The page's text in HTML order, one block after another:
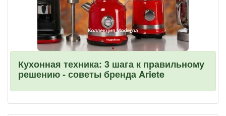
Кухонная техника: 3 шага к правильному
решению - советы бренда Ariete